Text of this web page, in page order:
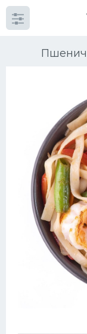
Супы
Мясные блюда
Печенье